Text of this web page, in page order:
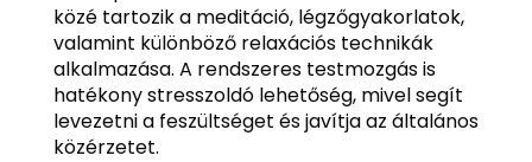
közé tartozik a meditáció, légzőgyakorlatok,
valamint különböző relaxációs technikák
alkalmazása. A rendszeres testmozgás is
hatékony stresszoldó lehetőség, mivel segít
levezetni a feszültséget és javítja az általános
közérzetet.